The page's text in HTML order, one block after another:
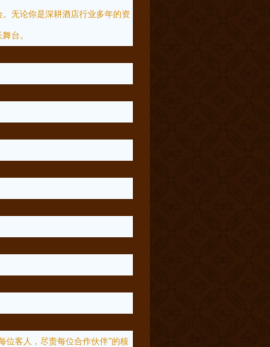
无论你是深耕酒店行业多年的资
台。
客人，尽责每位合作伙伴”的核